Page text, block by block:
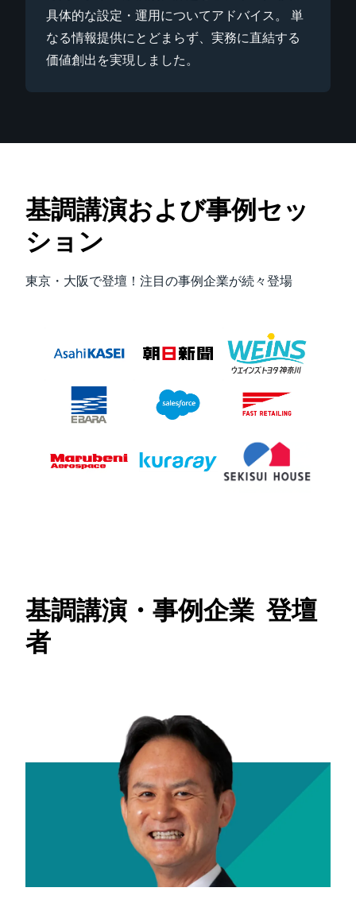
具体的な設定・運用についてアドバイス。 単
なる情報提供にとどまらず、実務に直結する
価値創出を実現しました。
基調講演および事例セッ
ション
東京・大阪で登壇！注目の事例企業が続々登場
基調講演・事例企業 登壇
者